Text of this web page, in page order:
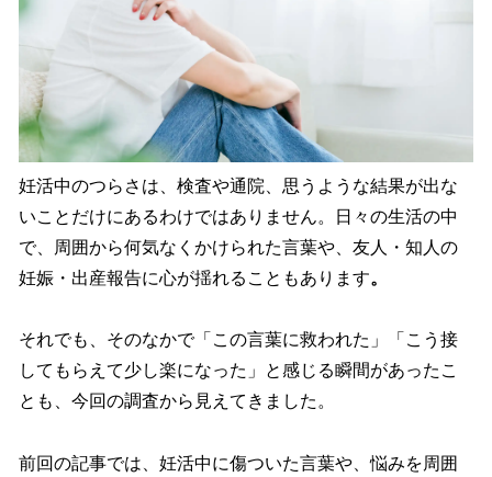
妊活中のつらさは、検査や通院、思うような結果が出な
いことだけにあるわけではありません。日々の生活の中
で、周囲から何気なくかけられた言葉や、友人・知人の
妊娠・出産報告に心が揺れることもあります。
それでも、そのなかで「この言葉に救われた」「こう接
してもらえて少し楽になった」と感じる瞬間があったこ
とも、今回の調査から見えてきました。
前回の記事では、妊活中に傷ついた言葉や、悩みを周囲